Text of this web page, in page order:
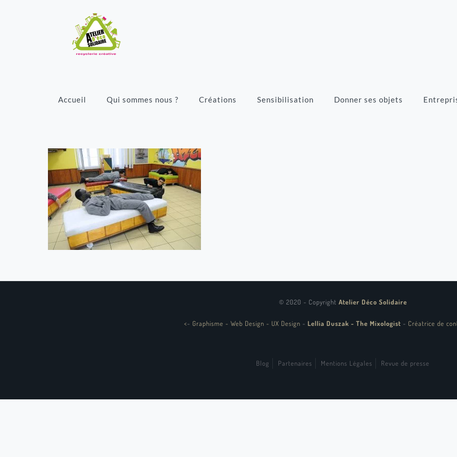
Accueil Qui sommes nous ? Créations Sensibilisation Donner ses objets
© 2020 - Copyright Atelier Déco Solidaire
<- Graphisme - Web Design - UX Design - Lellia Duszak - The Mixologist - Créatrice de
Blog Partenaires Mentions Légales Revue de presse